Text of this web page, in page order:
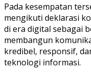
Pada kesempatan
mengikuti deklarasi
di era digital sebagai
membangun
kredibel, responsif,
teknologi informasi.